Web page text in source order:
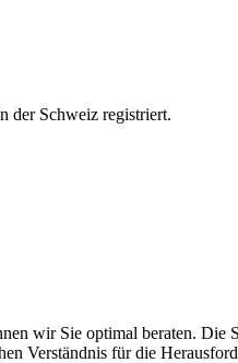
der Schweiz registriert.
wir Sie optimal beraten. Die
Verständnis für die